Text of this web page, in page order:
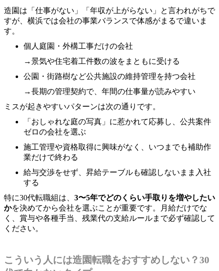
造園は「仕事がない」「年収が上がらない」と言われがちで
すが、横浜では会社の事業バランスで体感がまるで違いま
す。
個人庭園・外構工事だけの会社
→景気や住宅着工件数の波をまともに受ける
公園・街路樹など公共施設の維持管理を持つ会社
→長期の管理契約で、年間の仕事量が読みやすい
ミスが起きやすいパターンは次の通りです。
「おしゃれな庭の写真」に惹かれて応募し、公共案件
ゼロの会社を選ぶ
施工管理や資格取得に興味がなく、いつまでも補助作
業だけで終わる
給与交渉をせず、昇給テーブルも確認しないまま入社
する
特に30代転職組は、 3〜5年でどのくらい手取りを増やしたい
かを決めてから会社を選ぶことが重要です。月給だけでな
く、賞与や各種手当、残業代の支給ルールまで必ず確認して
ください。
こういう人には造園転職をおすすめしない？30